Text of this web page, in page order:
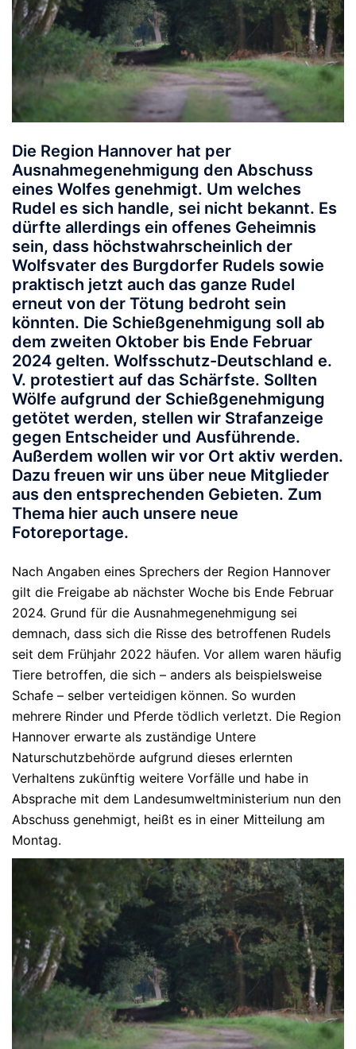
Die Region Hannover hat per
Ausnahmegenehmigung den Abschuss
eines Wolfes genehmigt. Um welches
Rudel es sich handle, sei nicht bekannt. Es
dürfte allerdings ein offenes Geheimnis
sein, dass höchstwahrscheinlich der
Wolfsvater des Burgdorfer Rudels sowie
praktisch jetzt auch das ganze Rudel
erneut von der Tötung bedroht sein
könnten. Die Schießgenehmigung soll ab
dem zweiten Oktober bis Ende Februar
2024 gelten. Wolfsschutz-Deutschland e.
V. protestiert auf das Schärfste. Sollten
Wölfe aufgrund der Schießgenehmigung
getötet werden, stellen wir Strafanzeige
gegen Entscheider und Ausführende.
Außerdem wollen wir vor Ort aktiv werden.
Dazu freuen wir uns über neue Mitglieder
aus den entsprechenden Gebieten. Zum
Thema hier auch unsere neue
Fotoreportage.
Nach Angaben eines Sprechers der Region Hannover
gilt die Freigabe ab nächster Woche bis Ende Februar
2024. Grund für die Ausnahmegenehmigung sei
demnach, dass sich die Risse des betroffenen Rudels
seit dem Frühjahr 2022 häufen. Vor allem waren häufig
Tiere betroffen, die sich – anders als beispielsweise
Schafe – selber verteidigen können. So wurden
mehrere Rinder und Pferde tödlich verletzt. Die Region
Hannover erwarte als zuständige Untere
Naturschutzbehörde aufgrund dieses erlernten
Verhaltens zukünftig weitere Vorfälle und habe in
Absprache mit dem Landesumweltministerium nun den
Abschuss genehmigt, heißt es in einer Mitteilung am
Montag.